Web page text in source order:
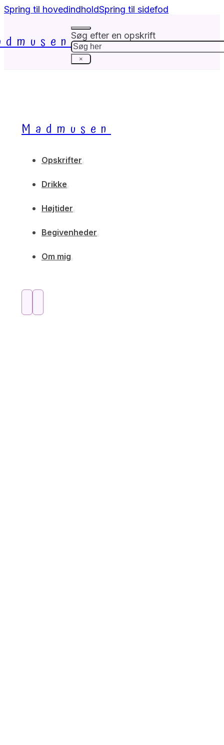
Spring til hovedindholdSpring til sidefod
Søg efter en opskrift
Søg
×
Madmusen
Opskrifter
Drikke
Højtider
Begivenheder
Om mig